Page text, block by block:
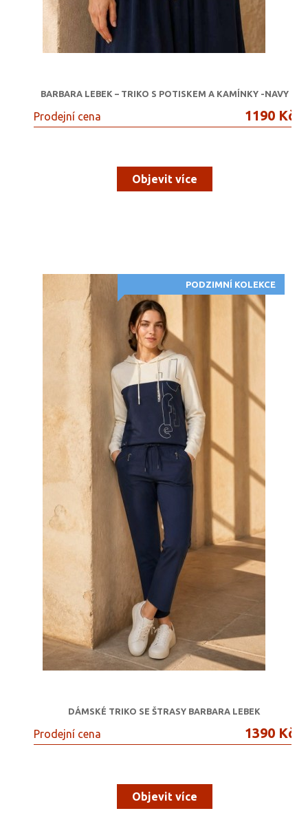
BARBARA LEBEK – TRIKO S POTISKEM A KAMÍNKY -NAVY
Prodejní cena 1190 Kč
Objevit více
PODZIMNÍ KOLEKCE
DÁMSKÉ TRIKO SE ŠTRASY BARBARA LEBEK
Prodejní cena 1390 Kč
Objevit více